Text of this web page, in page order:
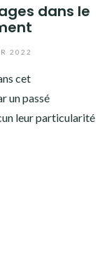
dans le
2022
cet
un passé
leur particularité